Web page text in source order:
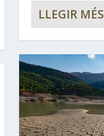
LLEGIR MÉS